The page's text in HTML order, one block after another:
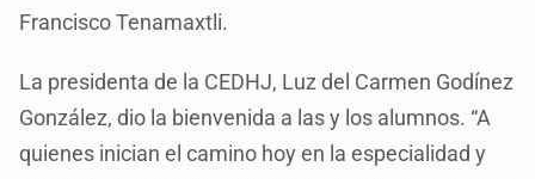
Francisco Tenamaxtli.
La presidenta de la CEDHJ, Luz del Carmen Godínez
González, dio la bienvenida a las y los alumnos. “A
quienes inician el camino hoy en la especialidad y